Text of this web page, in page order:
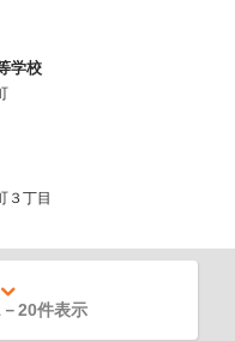
学校
３丁目
－20件表示